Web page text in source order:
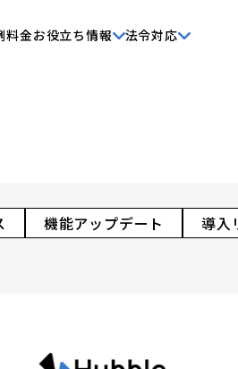
料金お役立ち情報 法令対応
機能アップデート 導入